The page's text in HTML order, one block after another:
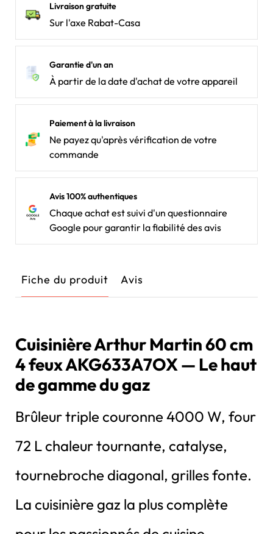
Livraison gratuite
Sur l'axe Rabat-Casa
Garantie d'un an
À partir de la date d'achat de votre appareil
Paiement à la livraison
Ne payez qu'après vérification de votre
commande
Avis 100% authentiques
Chaque achat est suivi d'un questionnaire
Google pour garantir la fiabilité des avis
Fiche du produit Avis
Cuisinière Arthur Martin 60 cm
4 feux AKG633A7OX — Le haut
de gamme du gaz
Brûleur triple couronne 4000 W, four
72 L chaleur tournante, catalyse,
tournebroche diagonal, grilles fonte.
La cuisinière gaz la plus complète